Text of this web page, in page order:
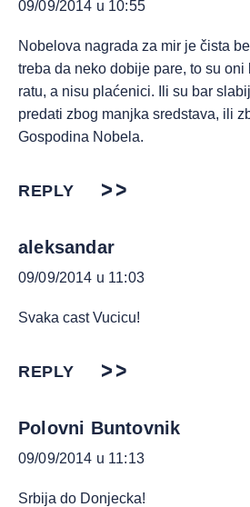
09/09/2014 u 10:55
Nobelova nagrada za mir je čista
treba da neko dobije pare, to su
ratu, a nisu plaćenici. Ili su bar
predati zbog manjka sredstava, ili
Gospodina Nobela.
REPLY
aleksandar
09/09/2014 u 11:03
Svaka cast Vucicu!
REPLY
Polovni Buntovnik
09/09/2014 u 11:13
Srbija do Donjecka!